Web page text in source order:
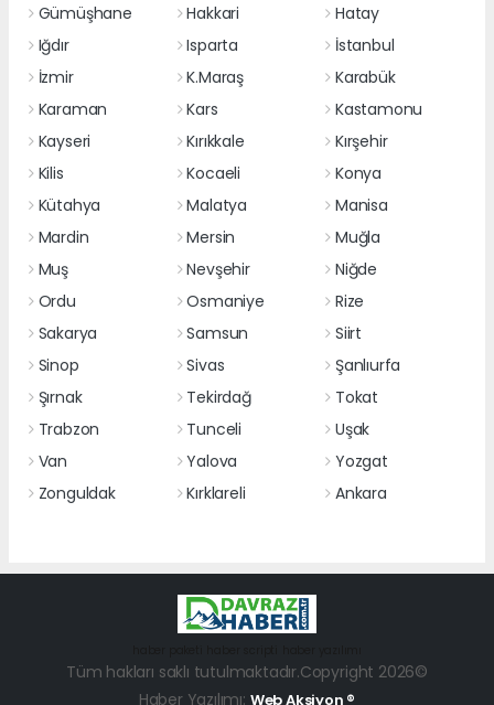
Gümüşhane
Hakkari
Hatay
Iğdır
Isparta
İstanbul
İzmir
K.Maraş
Karabük
Karaman
Kars
Kastamonu
Kayseri
Kırıkkale
Kırşehir
Kilis
Kocaeli
Konya
Kütahya
Malatya
Manisa
Mardin
Mersin
Muğla
Muş
Nevşehir
Niğde
Ordu
Osmaniye
Rize
Sakarya
Samsun
Siirt
Sinop
Sivas
Şanlıurfa
Şırnak
Tekirdağ
Tokat
Trabzon
Tunceli
Uşak
Van
Yalova
Yozgat
Zonguldak
Kırklareli Ankara
Tüm hakları saklı tutulmaktadır.Copyright 2026©
Haber Yazılımı: Web Aksiyon ®